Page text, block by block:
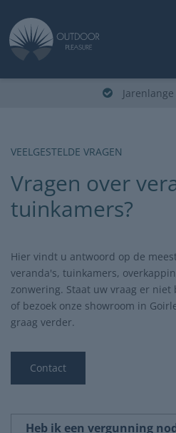
VEELGESTELDE VRAGEN
Vragen over
tuinkamers?
Hier vindt u antwoord op de
veranda's, tuinkamers,
zonwering. Staat uw vraag er niet
of bezoek onze showroom in
graag verder.
Contact
Heb ik een vergunning